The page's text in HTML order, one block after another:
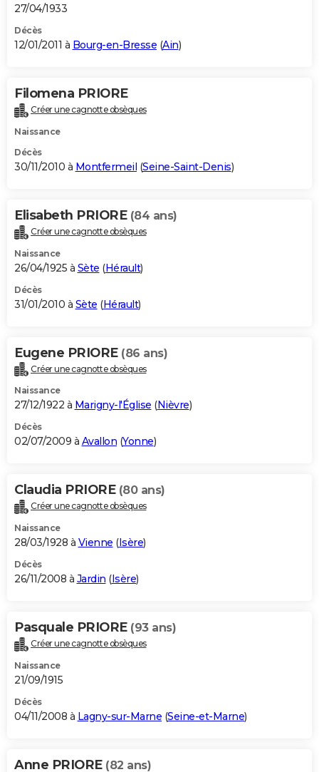
27/04/1933
Décès
12/01/2011 à Bourg-en-Bresse (Ain)
Filomena PRIORE
Créer une cagnotte obsèques
Naissance
Décès
30/11/2010 à Montfermeil (Seine-Saint-Denis)
Elisabeth PRIORE (84 ans)
Créer une cagnotte obsèques
Naissance
26/04/1925 à Sète (Hérault)
Décès
31/01/2010 à Sète (Hérault)
Eugene PRIORE (86 ans)
Créer une cagnotte obsèques
Naissance
27/12/1922 à Marigny-l'Église (Nièvre)
Décès
02/07/2009 à Avallon (Yonne)
Claudia PRIORE (80 ans)
Créer une cagnotte obsèques
Naissance
28/03/1928 à Vienne (Isère)
Décès
26/11/2008 à Jardin (Isère)
Pasquale PRIORE (93 ans)
Créer une cagnotte obsèques
Naissance
21/09/1915
Décès
04/11/2008 à Lagny-sur-Marne (Seine-et-Marne)
Anne PRIORE (82 ans)